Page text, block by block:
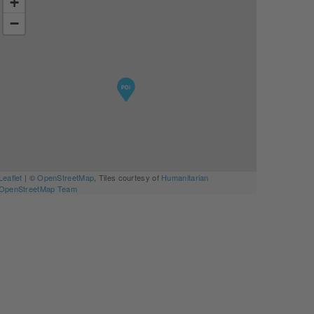
−
Leaflet | ©OpenStreetMap , Tiles courtesy of Humanitarian
Team